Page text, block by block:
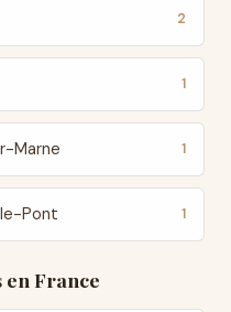
2
1
Marne 1
Pont 1
en France